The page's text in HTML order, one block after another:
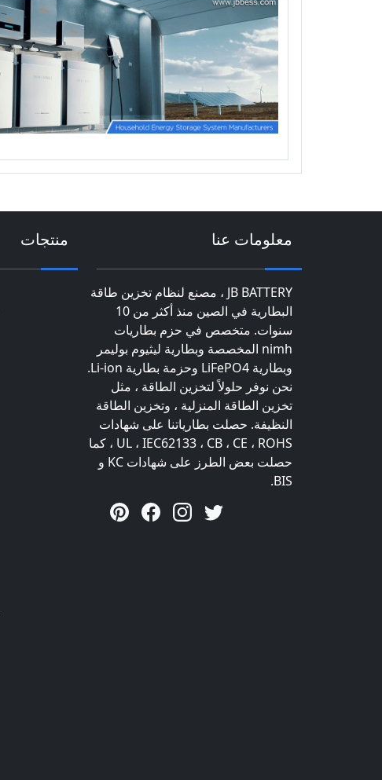
معلومات عنا
JB BATTERY ، مصنع لنظام تخزين طاقة
البطارية في الصين منذ أكثر من 10
سنوات. متخصص في حزم بطاريات
nimh المخصصة وبطارية ليثيوم بوليمر
وبطارية LiFePO4 وحزمة بطارية Li-ion.
نحن نوفر حلولاً لتخزين الطاقة ، مثل
تخزين الطاقة المنزلية ، وتخزين الطاقة
النظيفة. حصلت بطارياتنا على شهادات
UL ، IEC62133 ، CB ، CE ، ROHS ، كما
حصلت بعض الطرز على شهادات KC و
BIS.
منتجات